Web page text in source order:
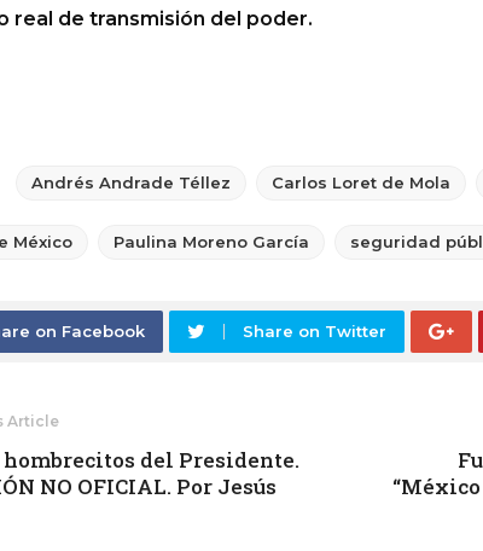
real de transmisión del poder.
Andrés Andrade Téllez Carlos Loret de Mola
México Paulina Moreno García seguridad
on Facebook Share on Twitter
Article
hombrecitos del Presidente.
NO OFICIAL. Por Jesús